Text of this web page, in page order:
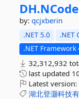
DH.NCode
by: qcjxberin
.NET 5.0 .NET
.NET Framework
32,312,932
last updated
Latest version:
湖北登灏科技